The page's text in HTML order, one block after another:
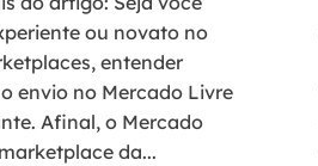
ou novato no
entender
envio no Mercado Livre
Afinal, o Mercado
da...